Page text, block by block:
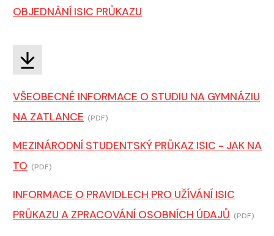
OBJEDNÁNÍ ISIC PRŮKAZU
VŠEOBECNÉ INFORMACE O STUDIU NA GYMNÁZIU
NA ZATLANCE (PDF)
MEZINÁRODNÍ STUDENTSKÝ PRŮKAZ ISIC - JAK NA
TO (PDF)
INFORMACE O PRAVIDLECH PRO UŽÍVÁNÍ ISIC
PRŮKAZU A ZPRACOVÁNÍ OSOBNÍCH ÚDAJŮ (PDF)